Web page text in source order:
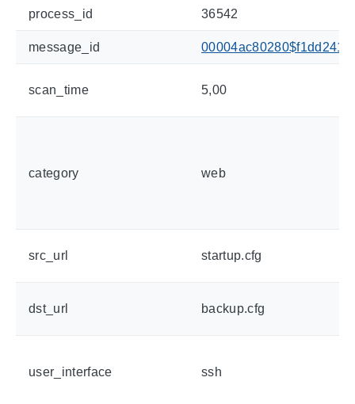
process_id 36542
message_id
scan_time 5,00
category web
src_url startup.cfg
dst_url backup.cfg
user_interface ssh